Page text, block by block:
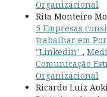
Organizacional
Rita Monteiro
5 Empresas
trabalhar em
"Linkedin" ,
Comunicação
Organizacional
Ricardo Luiz